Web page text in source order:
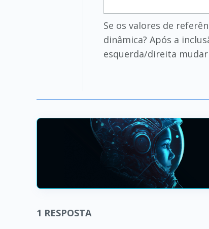
Se os valores de
dinâmica? Após a
esquerda/direita
1 RESPOSTA